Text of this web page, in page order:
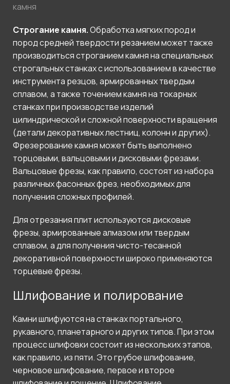
камня
Строгание камня.Обработка мягких пород и
пород средней твердости резанием может также
производиться строганием камня на специальных
строгальных станках с использованием в качестве
инструмента резцов, армированных твердым
сплавом, а также точением камня на токарных
станках при производстве изделий
цилиндрической и сложной поверхности вращения
(детали декоративных лестниц, колонн и других).
Фрезерование камня может быть выполнено
торцовыми, вальцовыми и дисковыми фрезами.
Вальцовые фрезы, как правило, состоят из набора
различных фасонных фрез, необходимых для
получения сложных профилей.
Для отрезания плит используются дисковые
фрезы, армированные алмазом или твердым
сплавом, а для получения чисто-тесанной
декоративной поверхности широко применяются
торцевые фрезы.
Шлифование и полирование
Камни шлифуются на станках портального,
рукавного, планетарного и других типов. При этом
процесс шлифовки состоит из нескольких этапов,
как правило, из пяти. Это грубое шлифование,
черновое шлифование, первое и второе